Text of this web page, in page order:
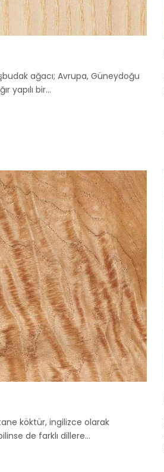
ağacı; Avrupa, Güneydoğu
yapılı bir…
köktür, ingilizce olarak
de farklı dillere…